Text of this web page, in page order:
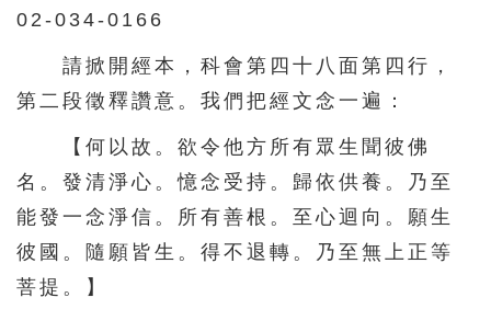
131 132
136 137 138 139 140
141 142 143 144
146 147 148 149 150
151 153 154
156 157 158 159 160
161
02-034-0166
請掀開經本，科會第四十八面第四行，
第二段徵釋讚意。我們把經文念一遍：
【何以故。欲令他方所有眾生聞彼佛
名。發清淨心。憶念受持。歸依供養。乃至
能發一念淨信。所有善根。至心迴向。願生
彼國。隨願皆生。得不退轉。乃至無上正等
菩提。】